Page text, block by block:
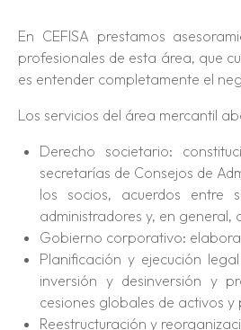
En CEFISA prestamos
profesionales de esta área, que
es entender completamente el
Los servicios del área mercantil
Derecho societario:
secretarías de Consejos de
los socios, acuerdos entre
administradores y, en
Gobierno corporativo:
Planificación y ejecución
inversión y desinversión y
cesiones globales de activos
Reestructuración y